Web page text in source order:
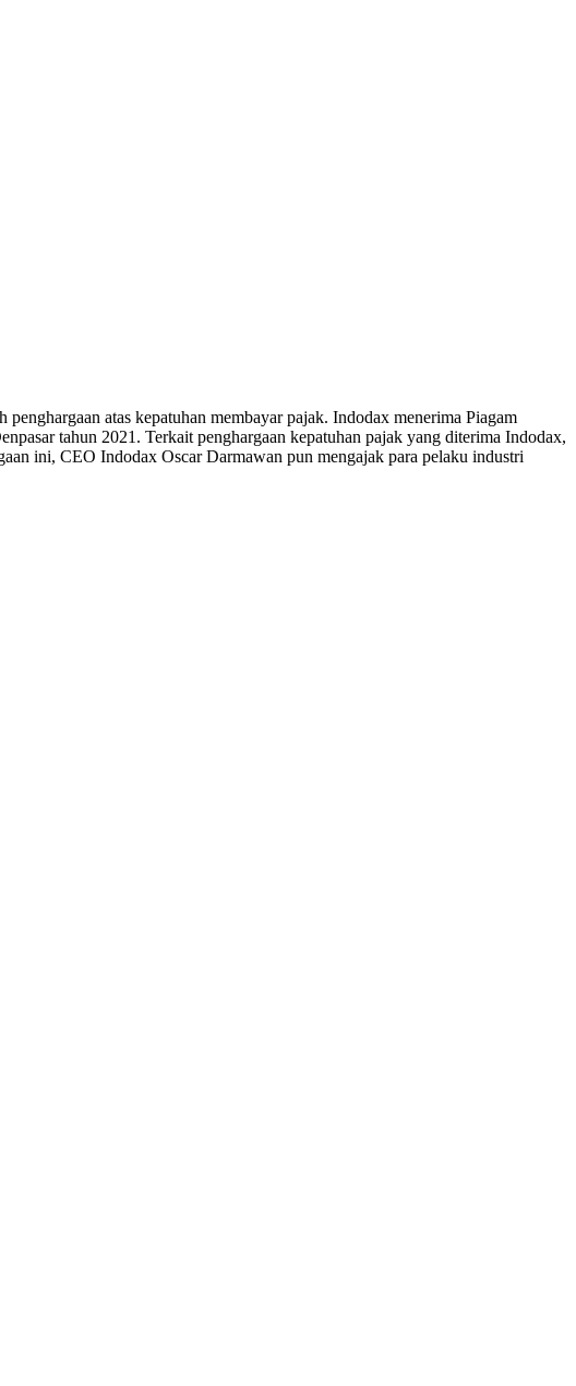
atas kepatuhan membayar pajak. Indodax menerima Piagam
tahun 2021. Terkait penghargaan kepatuhan pajak yang diterima Indodax,
ini, CEO Indodax Oscar Darmawan pun mengajak para pelaku industri